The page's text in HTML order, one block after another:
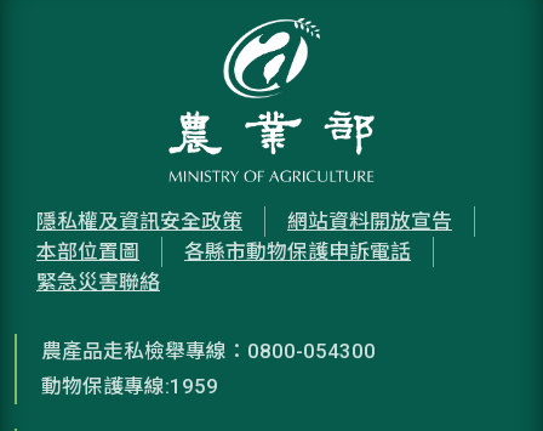
隱私權及資訊安全政策
網站資料開放宣告
本部位置圖
各縣市動物保護申訴電話
緊急災害聯絡
農產品走私檢舉專線：0800-054300
動物保護專線:1959